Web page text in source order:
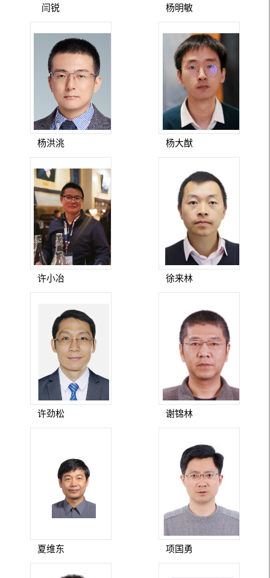
闫锐 杨明敏
杨洪洮 杨大猷
许小冶 徐来林
许劲松 谢锦林
夏维东 项国勇